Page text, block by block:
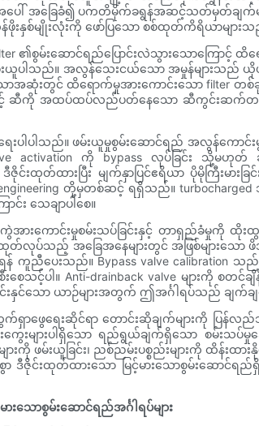
းအပေါ် အခြေခံ၍ ပကတိမိုက်ခရွန်အဆင့်သတ်မှတ်ချ
ဖိုးနှစ်မျိုးလုံးကို ဖော်ပြသော စစ်ထုတ်ကိရိယာများ
စွမ်းဆောင်ရည်ပြောင်းလဲသွားသောကြောင့် ထိရေ
မ်းယူပါသည်။ အလွန်သေးငယ်သော အမှုန်များ
ဆုံးတွင် ထိရောက်မှုအားကောင်းသော filter တစ်ခု
ဆီကို အထပ်ထပ်လည်ပတ်နေသော ဆီကွင်းဆက်တစ်ခုကို
ါပါသည်။ ဖမ်းယူမှုစွမ်းဆောင်ရည် အလွန်ကောင်းမွန်သ
activation ကို bypass လုပ်ခြင်း သို့မဟုတ် ဆီင
င်းထုတ်ထားပြီး မျက်နှာပြင်ဧရိယာ ပိုမိုကြီးမားခ
တို့မှတစ်ဆင့် ရရှိသည်။
င်း သေချာပါစေ။
ကွဲအားကောင်းမှုစမ်းသပ်ခြင်းနှင့် တာရှည်ခံမှုကို ထို
ပ်သည့် အခြေအနေများတွင် အဖြစ်များသော
ကူညီပေးသည်။ Bypass valve
ေသင့်ပါ။ Anti-drainback valve များကို
နှင်သော ယာဉ်များအတွက် ဤအင်္ဂါရပ်သည် ချက်
ရှာဖွေရေးဆိုင်ရာ တောင်းဆိုချက်များကို ပြန်လ
ကွေးများပါရှိသော ရည်ရွယ်ချက်ရှိသော စမ်းသပ်
းကို ဖမ်းယူခြင်း၊ ညစ်ညမ်းပစ္စည်းများကို ထိန်း
ာ ဒီဇိုင်းထုတ်ထားသော မြင့်မားသောစွမ်းဆောင်
ားသောစွမ်းဆောင်ရည်အင်္ဂါရပ်များ